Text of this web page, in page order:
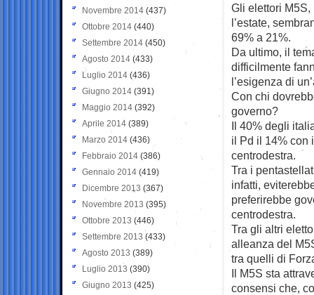
Gli elettori
l’estate,
69% a 21%.
Da ultimo, il
difficilmente
l’esigenza di
Con chi
governo?
Il 40% degli
il Pd il 14% con
centrodestra.
Tra i
infatti,
preferirebbe
centrodestra.
Tra gli altri
alleanza del
tra quelli di
Il M5S sta
consensi che,
Novembre 2014 (437)
Ottobre 2014 (440)
Settembre 2014 (450)
Agosto 2014 (433)
Luglio 2014 (436)
Giugno 2014 (391)
Maggio 2014 (392)
Aprile 2014 (389)
Marzo 2014 (436)
Febbraio 2014 (386)
Gennaio 2014 (419)
Dicembre 2013 (367)
Novembre 2013 (395)
Ottobre 2013 (446)
Settembre 2013 (433)
Agosto 2013 (389)
Luglio 2013 (390)
Giugno 2013 (425)